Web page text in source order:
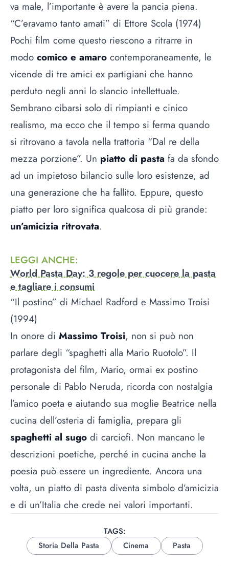
va male, l’importante è avere la pancia piena.
“C’eravamo tanto amati” di Ettore Scola (1974)
Pochi film come questo riescono a ritrarre in
modo comico e amaro contemporaneamente, le
vicende di tre amici ex partigiani che hanno
perduto negli anni lo slancio intellettuale.
Sembrano cibarsi solo di rimpianti e cinico
realismo, ma ecco che il tempo si ferma quando
si ritrovano a tavola nella trattoria “Dal re della
mezza porzione”. Un piatto di pasta fa da sfondo
ad un impietoso bilancio sulle loro esistenze, ad
una generazione che ha fallito. Eppure, questo
piatto per loro significa qualcosa di più grande:
un’amicizia ritrovata.
LEGGI ANCHE:
World Pasta Day: 3 regole per cuocere la pasta
e tagliare i consumi
“Il postino” di Michael Radford e Massimo Troisi
(1994)
In onore di Massimo Troisi, non si può non
parlare degli “spaghetti alla Mario Ruotolo”. Il
protagonista del film, Mario, ormai ex postino
personale di Pablo Neruda, ricorda con nostalgia
l’amico poeta e aiutando sua moglie Beatrice nella
cucina dell’osteria di famiglia, prepara gli
spaghetti al sugo di carciofi. Non mancano le
descrizioni poetiche, perché in cucina anche la
poesia può essere un ingrediente. Ancora una
volta, un piatto di pasta diventa simbolo d’amicizia
e di un’Italia che crede nei valori importanti.
TAGS:
Storia Della Pasta
Cinema Pasta